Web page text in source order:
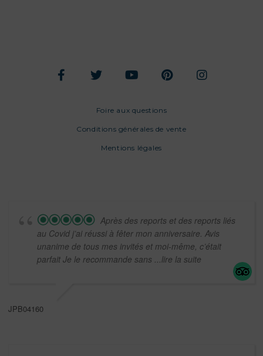
Foire aux questions
Conditions générales de vente
Mentions légales
Après des reports et des reports liés
au Covid j’ai réussi à fêter mon anniversaire. Avis
unanime de tous mes invités et moi-même, c’était
parfait Je le recommande sans ...lire la suite
JPB04160